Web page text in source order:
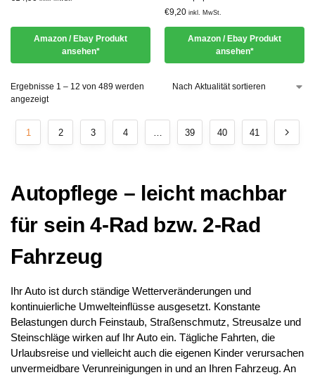
Amazon / Ebay Produkt
ansehen*
€9,20 inkl. MwSt.
Amazon / Ebay Produkt
ansehen*
Ergebnisse 1 – 12 von 489 werden
angezeigt
1 2 3 4 39 40 41
Autopflege – leicht machbar
für sein 4-Rad bzw. 2-Rad
Fahrzeug
Ihr Auto ist durch ständige Wetterveränderungen und
kontinuierliche Umwelteinflüsse ausgesetzt. Konstante
Belastungen durch Feinstaub, Straßenschmutz, Streusalze und
Steinschläge wirken auf Ihr Auto ein. Tägliche Fahrten, die
Urlaubsreise und vielleicht auch die eigenen Kinder verursachen
unvermeidbare Verunreinigungen in und an Ihren Fahrzeug. An